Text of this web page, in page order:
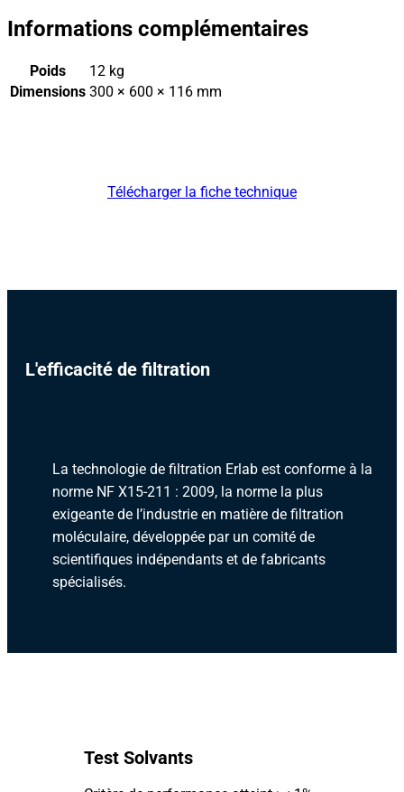
Informations complémentaires
Poids
12 kg
Dimensions 300 × 600 × 116 mm
Télécharger la fiche technique
L'efficacité de filtration
La technologie de filtration Erlab est conforme à la
norme NF X15-211 : 2009, la norme la plus
exigeante de l’industrie en matière de filtration
moléculaire, développée par un comité de
scientifiques indépendants et de fabricants
spécialisés.
Test Solvants